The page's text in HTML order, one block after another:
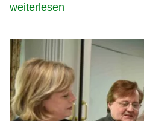
weiterlesen